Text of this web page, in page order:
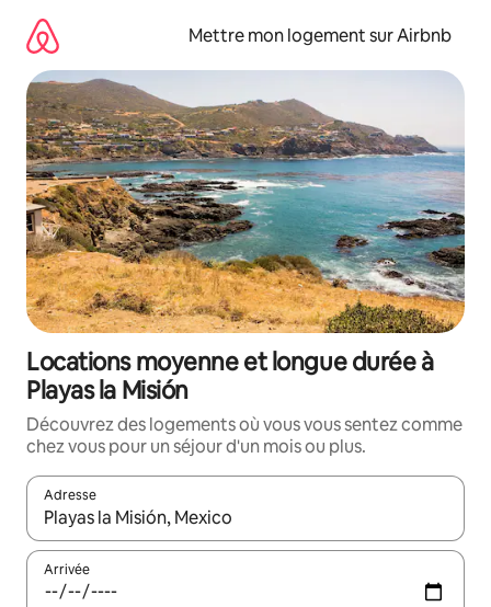
directement
contenu
Mettre mon logement sur Airbnb
Locations moyenne et longue durée à
Playas la Misión
Découvrez des logements où vous vous sentez comme
chez vous pour un séjour d'un mois ou plus.
Adresse
Lorsque les résultats s'affichent, utilisez les flèches vers le
Arrivée